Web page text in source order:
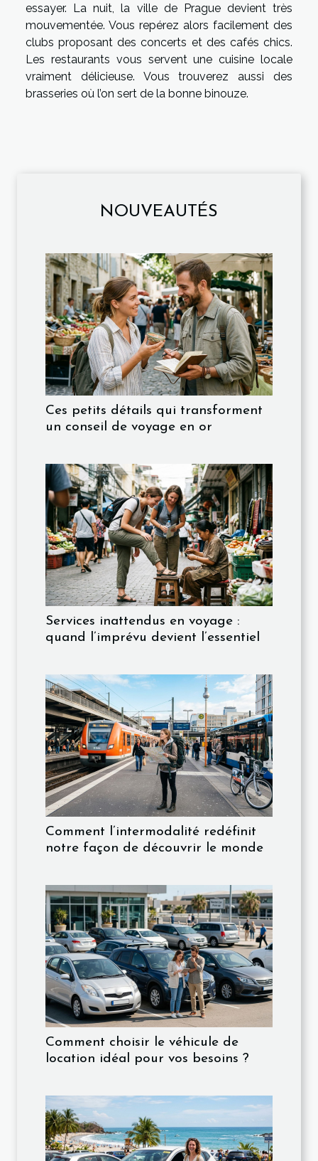
essayer. La nuit, la ville de Prague devient très
mouvementée. Vous repérez alors facilement des
clubs proposant des concerts et des cafés chics.
Les restaurants vous servent une cuisine locale
vraiment délicieuse. Vous trouverez aussi des
brasseries où l’on sert de la bonne binouze.
NOUVEAUTÉS
Ces petits détails qui transforment
un conseil de voyage en or
Services inattendus en voyage :
quand l’imprévu devient l’essentiel
Comment l’intermodalité redéfinit
notre façon de découvrir le monde
Comment choisir le véhicule de
location idéal pour vos besoins ?